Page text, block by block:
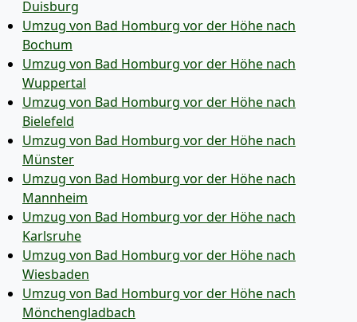
Duisburg
Umzug von Bad Homburg vor der Höhe nach
Bochum
Umzug von Bad Homburg vor der Höhe nach
Wuppertal
Umzug von Bad Homburg vor der Höhe nach
Bielefeld
Umzug von Bad Homburg vor der Höhe nach
Münster
Umzug von Bad Homburg vor der Höhe nach
Mannheim
Umzug von Bad Homburg vor der Höhe nach
Karlsruhe
Umzug von Bad Homburg vor der Höhe nach
Wiesbaden
Umzug von Bad Homburg vor der Höhe nach
Mönchen­gladbach